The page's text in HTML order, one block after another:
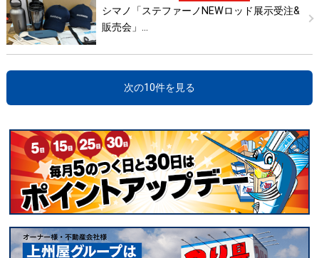
シマノ「ステファーノNEWロッド展示受注&
販売会」…
次の10件を見る